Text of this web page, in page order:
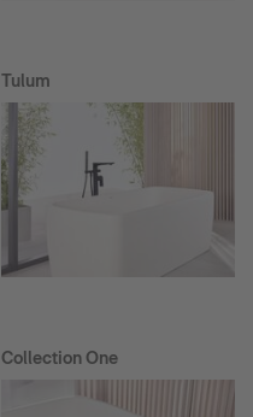
Tulum
Collection One